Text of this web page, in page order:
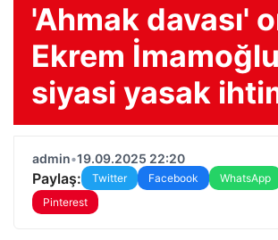
'Ahmak davası'
Ekrem
siyasi yasak
admin•19.09.2025 22:20
Paylaş: Twitter Facebook WhatsApp
Pinterest